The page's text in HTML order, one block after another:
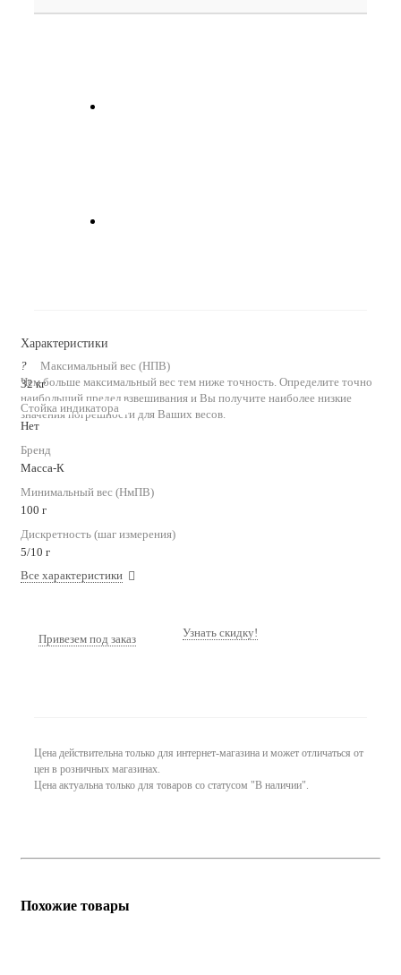
Характеристики
?
Чем больше максимальный вес тем ниже точность. Определите точно
наибольший предел взвешивания и Вы получите наиболее низкие
значения погрешности для Ваших весов.
Максимальный вес (НПВ)
32 кг
Стойка индикатора
Нет
Бренд
Масса-К
Минимальный вес (НмПВ)
100 г
Дискретность (шаг измерения)
5/10 г
Все характеристики
Привезем под заказ Узнать скидку!
Цена действительна только для интернет-магазина и может отличаться от
цен в розничных магазинах.
Цена актуальна только для товаров со статусом "В наличии".
Похожие товары